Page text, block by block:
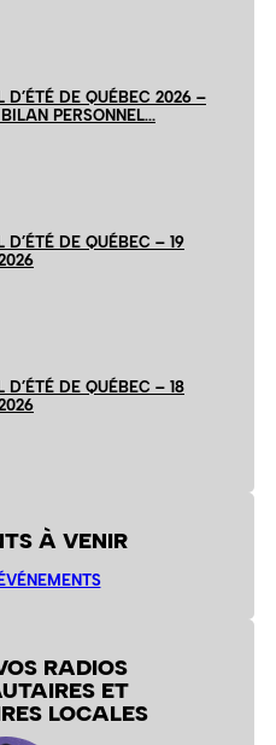
D’ÉTÉ DE QUÉBEC 2026 –
BILAN PERSONNEL…
D’ÉTÉ DE QUÉBEC – 19
D’ÉTÉ DE QUÉBEC – 18
À VENIR
RADIOS
ET
LOCALES